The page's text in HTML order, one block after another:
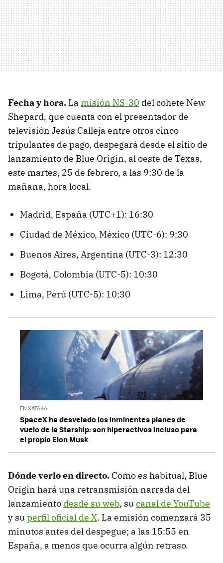
Fecha y hora. La misión NS-30 del cohete New
Shepard, que cuenta con el presentador de
televisión Jesús Calleja entre otros cinco
tripulantes de pago, despegará desde el sitio de
lanzamiento de Blue Origin, al oeste de Texas,
este martes, 25 de febrero, a las 9:30 de la
mañana, hora local.
Madrid, España (UTC+1): 16:30
Ciudad de México, México (UTC-6): 9:30
Buenos Aires, Argentina (UTC-3): 12:30
Bogotá, Colombia (UTC-5): 10:30
Lima, Perú (UTC-5): 10:30
EN XATAKA
SpaceX ha desvelado los inminentes planes de
vuelo de la Starship: son hiperactivos incluso para
el propio Elon Musk
Dónde verlo en directo. Como es habitual, Blue
Origin hará una retransmisión narrada del
lanzamiento desde su web, sucanal de YouTube
y superfil oficial de X. La emisión comenzará 35
minutos antes del despegue; a las 15:55 en
España, a menos que ocurra algún retraso.